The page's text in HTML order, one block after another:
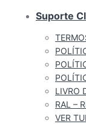
Suporte
LIVRO
RAL –
VER